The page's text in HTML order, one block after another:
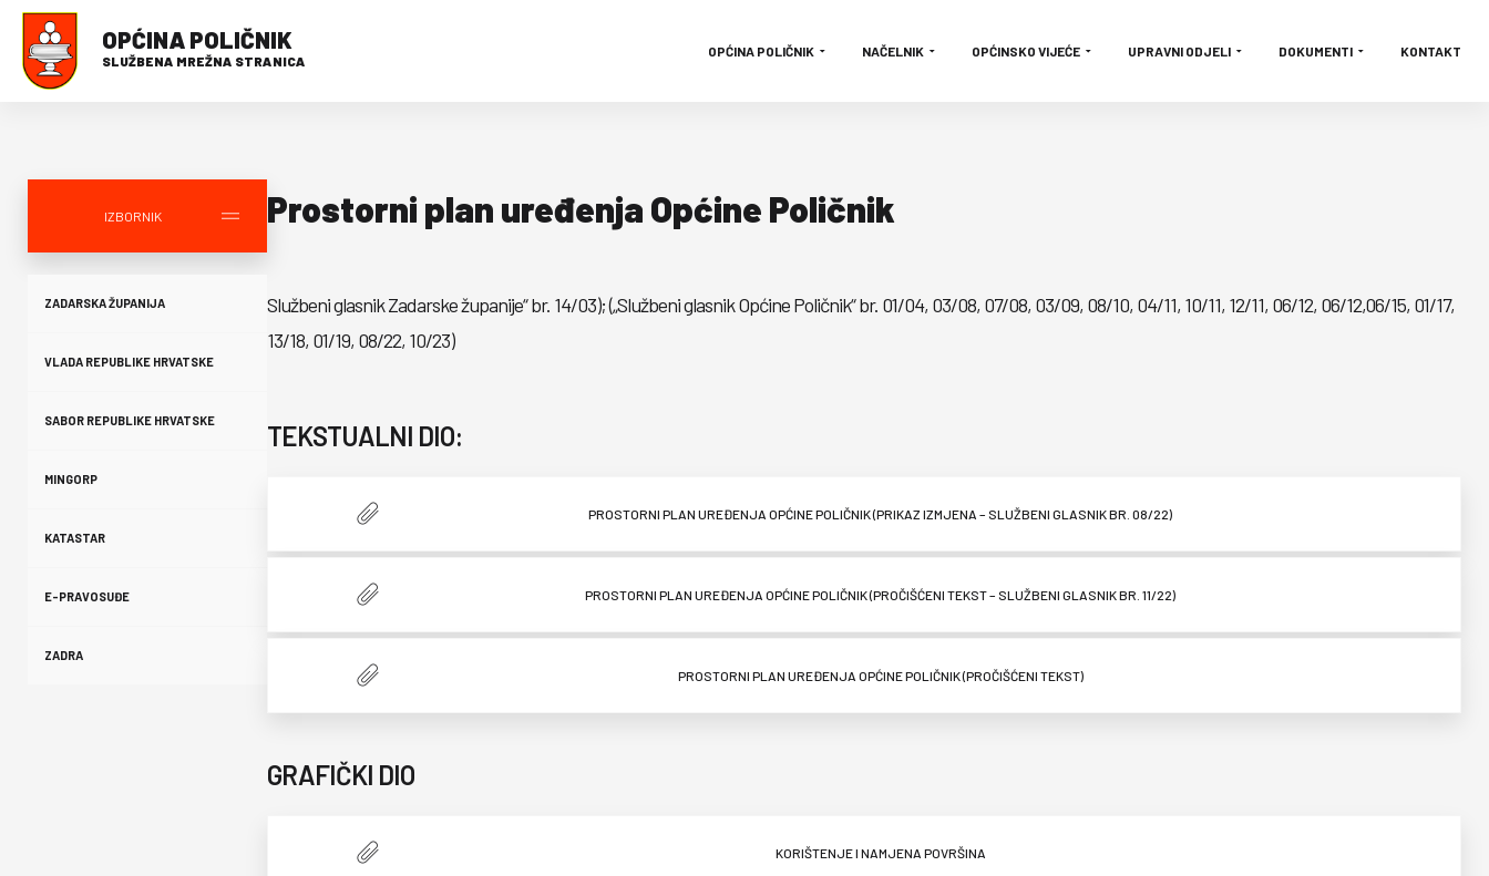
OPĆINA POLIČNIK
SLUŽBENA MREŽNA STRANICA
OPĆINA POLIČNIK NAČELNIK OPĆINSKO VIJEĆE UPRAVNI ODJELI DOKUMENTI KONTAKT
IZBORNIK
ZADARSKA ŽUPANIJA
VLADA REPUBLIKE HRVATSKE
SABOR REPUBLIKE HRVATSKE
MINGORP
KATASTAR
E-PRAVOSUĐE
ZADRA
Prostorni plan uređenja Općine Poličnik
Službeni glasnik Zadarske županije“ br. 14/03); („Službeni glasnik Općine Poličnik“ br. 01/04, 03/08, 07/08, 03/09, 08/10, 04/11, 10/11, 12/11, 06/12, 06/12,06/15, 01/17,
13/18, 01/19, 08/22, 10/23)
TEKSTUALNI DIO:
PROSTORNI PLAN UREĐENJA OPĆINE POLIČNIK (PRIKAZ IZMJENA – SLUŽBENI GLASNIK BR. 08/22)
PROSTORNI PLAN UREĐENJA OPĆINE POLIČNIK (PROČIŠĆENI TEKST – SLUŽBENI GLASNIK BR. 11/22)
PROSTORNI PLAN UREĐENJA OPĆINE POLIČNIK (PROČIŠĆENI TEKST)
GRAFIČKI DIO
KORIŠTENJE I NAMJENA POVRŠINA